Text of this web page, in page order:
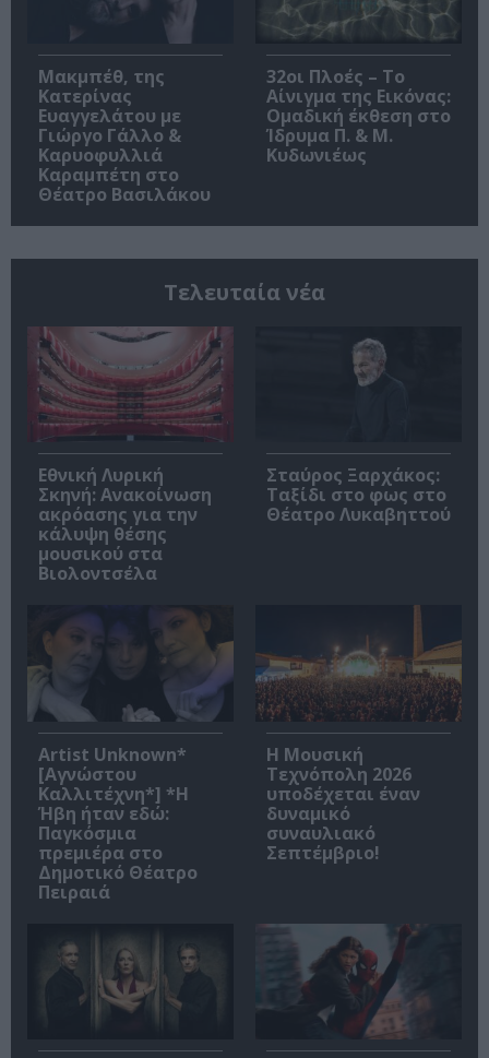
Μακμπέθ, της
Κατερίνας
Ευαγγελάτου με
Γιώργο Γάλλο &
Καρυοφυλλιά
Καραμπέτη στο
Θέατρο Βασιλάκου
32οι Πλοές – Το
Αίνιγμα της Εικόνας:
Ομαδική έκθεση στο
Ίδρυμα Π. & Μ.
Κυδωνιέως
Τελευταία νέα
Εθνική Λυρική
Σκηνή: Ανακοίνωση
ακρόασης για την
κάλυψη θέσης
μουσικού στα
Βιολοντσέλα
Σταύρος Ξαρχάκος:
Ταξίδι στο φως στο
Θέατρο Λυκαβηττού
Artist Unknown*
[Αγνώστου
Καλλιτέχνη*] *Η
Ήβη ήταν εδώ:
Παγκόσμια
πρεμιέρα στο
Δημοτικό Θέατρο
Πειραιά
Η Μουσική
Τεχνόπολη 2026
υποδέχεται έναν
δυναμικό
συναυλιακό
Σεπτέμβριο!